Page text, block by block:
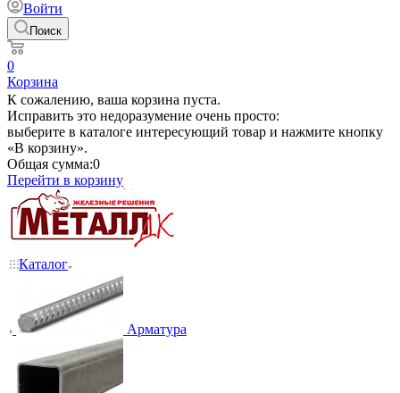
Войти
Поиск
0
Корзина
К сожалению, ваша корзина пуста.
Исправить это недоразумение очень просто:
выберите в каталоге интересующий товар и нажмите кнопку
«В корзину».
Общая сумма:0
Перейти в корзину
Каталог
Арматура